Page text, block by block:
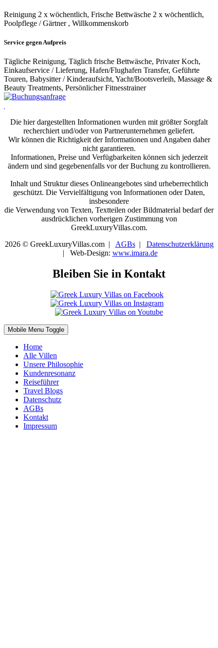
Reinigung 2 x wöchentlich, Frische Bettwäsche 2 x wöchentlich,
Poolpflege / Gärtner , Willkommenskorb
Service gegen Aufpreis
Tägliche Reinigung, Täglich frische Bettwäsche, Privater Koch,
Einkaufservice / Lieferung, Hafen/Flughafen Transfer, Geführte
Touren, Babysitter / Kinderaufsicht, Yacht/Bootsverleih, Massage &
Beauty Treatments, Persönlicher Fitnesstrainer
Die hier dargestellten Informationen wurden mit größter Sorgfalt
recherchiert und/oder von Partnerunternehmen geliefert.
Wir können die Richtigkeit der Informationen und Angaben daher
nicht garantieren.
Informationen, Preise und Verfügbarkeiten können sich jederzeit
ändern und sind gegebenenfalls vor der Buchung zu kontrollieren.
Inhalt und Struktur dieses Onlineangebotes sind urheberrechtlich
geschützt. Die Vervielfältigung von Informationen oder Daten,
insbesondere
die Verwendung von Texten, Textteilen oder Bildmaterial bedarf der
ausdrücklichen vorherigen Zustimmung von
GreekLuxuryVillas.com.
2026 © GreekLuxuryVillas.com | AGBs| Datenschutzerklärung
| Web-Design: www.imara.de
Bleiben Sie in Kontakt
Mobile Menu Toggle
Home
Alle Villen
Unsere Philosophie
Kundenresonanz
Reiseführer
Travel Blogs
Datenschutz
AGBs
Kontakt
Impressum